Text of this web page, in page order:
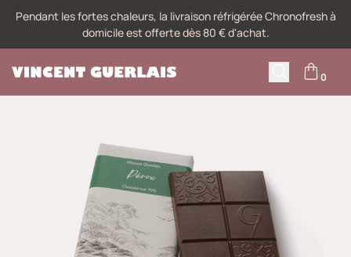
Pendant les fortes chaleurs, la livraison réfrigérée Chronofresh à
domicile est offerte dès 80 € d'achat.
0